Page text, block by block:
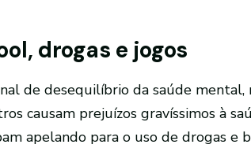
drogas e jogos
de desequilíbrio da saúde mental,
causam prejuízos gravíssimos à
apelando para o uso de drogas e